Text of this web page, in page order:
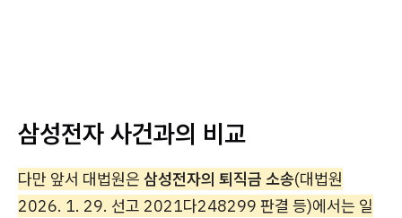
삼성전자 사건과의 비교
다만 앞서 대법원은 삼성전자의 퇴직금 소송(대법원
2026. 1. 29. 선고 2021다248299 판결 등)에서는 일